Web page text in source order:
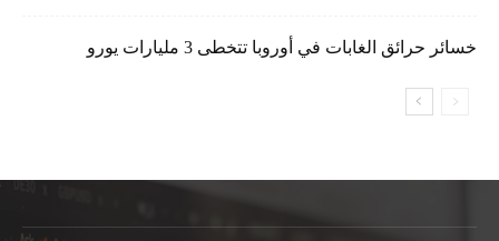
خسائر حرائق الغابات في أوروبا تتخطى 3 مليارات يورو